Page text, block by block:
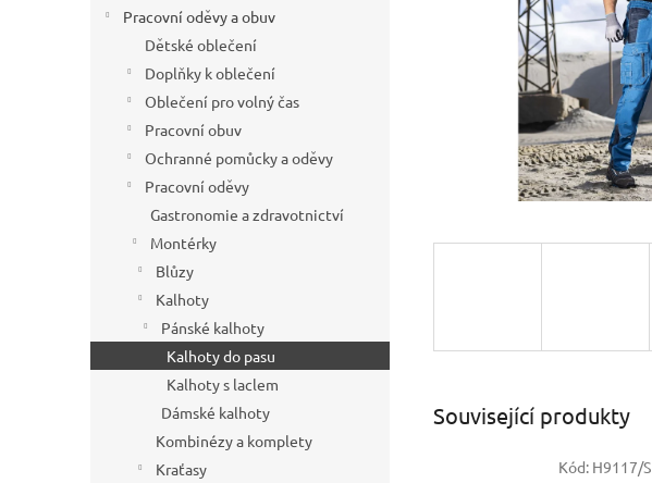
Pracovní oděvy a obuv
Dětské oblečení
Doplňky k oblečení
Oblečení pro volný čas
Pracovní obuv
Ochranné pomůcky a oděvy
Pracovní oděvy
Gastronomie a zdravotnictví
Montérky
Blůzy
Kalhoty
Pánské kalhoty
Kalhoty do pasu
Kalhoty s laclem
Dámské kalhoty
Kombinézy a komplety
Kraťasy
Související produkty
Kód: H9117/S